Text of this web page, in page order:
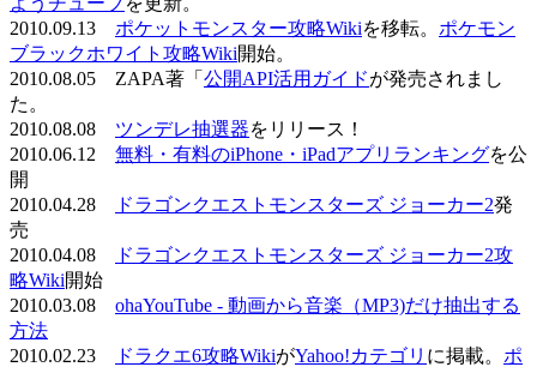
2010.09.13 ポケットモンスター攻略Wikiを移転。 ポケモン
ブラックホワイト攻略Wiki開始。
2010.08.05 ZAPA著「 公開API活用ガイドが発売されまし
た。
2010.08.08 ツンデレ抽選器をリリース！
2010.06.12 無料・有料のiPhone・iPadアプリランキングを公
開
2010.04.28
ドラゴンクエストモンスターズ ジョーカー2発
売
2010.04.08
ドラゴンクエストモンスターズ ジョーカー2攻
略Wiki開始
2010.03.08 ohaYouTube - 動画から音楽（MP3)だけ抽出する
方法
2010.02.23
ドラクエ6攻略WikiがYahoo!カテゴリ に掲載。 ポ